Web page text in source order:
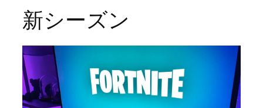
新シーズン